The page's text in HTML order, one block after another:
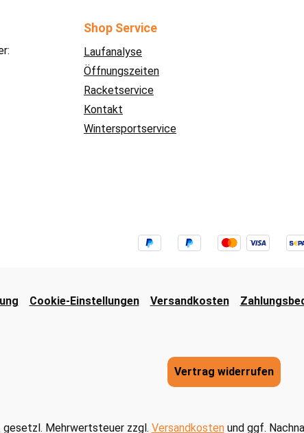
Shop Service
Laufanalyse
Öffnungszeiten
Racketservice
Kontakt
Wintersportservice
Cookie-Einstellungen Versandkosten
Vertrag widerrufen
gesetzl. Mehrwertsteuer zzgl. Versandkostenund ggf.